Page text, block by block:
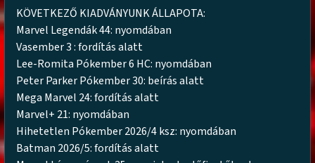
KÖVETKEZŐ KIADVÁNYUNK ÁLLAPOTA:
Marvel Legendák 44: nyomdában
Vasember 3 : fordítás alatt
Lee-Romita Pókember 6 HC: nyomdában
Peter Parker Pókember 30: beírás alatt
Mega Marvel 24: fordítás alatt
Marvel+ 21: nyomdában
Hihetetlen Pókember 2026/4 ksz: nyomdában
Batman 2026/5: fordítás alatt